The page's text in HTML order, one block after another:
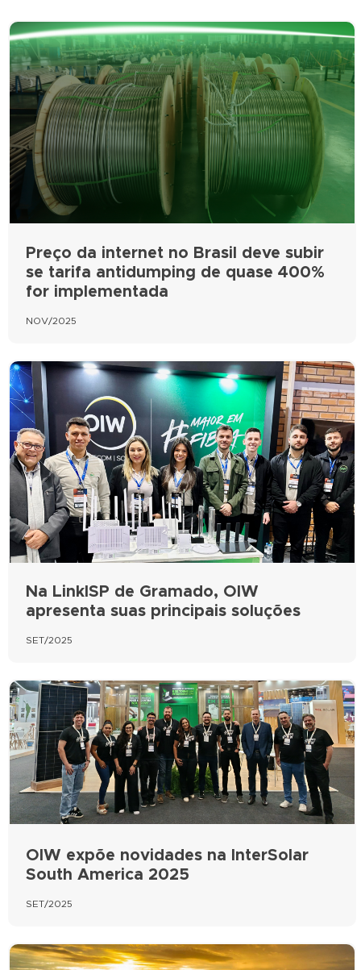
Preço da internet no Brasil deve subir
se tarifa antidumping de quase 400%
for implementada
NOV/2025
Na LinkISP de Gramado, OIW
apresenta suas principais soluções
SET/2025
OIW expõe novidades na InterSolar
South America 2025
SET/2025